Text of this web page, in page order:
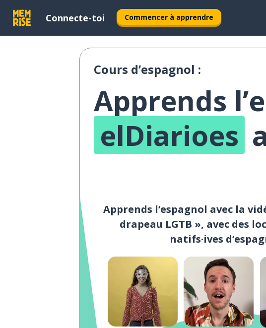
Connecte-toi Commencer à apprendre
Cours d’espagnol :
Apprends
elDiarioes
Apprends l’espagnol avec la
drapeau LGTB », avec des
natifs·ives